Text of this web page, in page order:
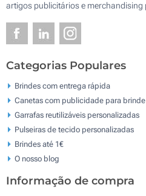
artigos publicitários e merchandising
Categorias Populares
Brindes com entrega rápida
Canetas com publicidade para brinde
Garrafas reutilizáveis personalizadas
Pulseiras de tecido personalizadas
Brindes até 1€
O nosso blog
Informação de compra